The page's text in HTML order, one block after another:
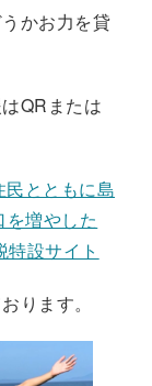
かお力を貸
QR または
とともに島
増やした
設サイト
ります。